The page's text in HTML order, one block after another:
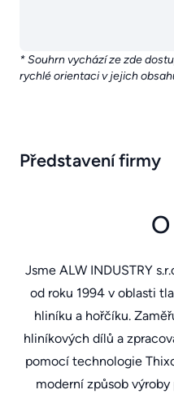
* Souhrn vychází ze zde
rychlé orientaci v jejich
Představení firmy
Jsme ALW INDUSTRY
od roku 1994 v oblasti
hliníku a hořčíku.
hliníkových dílů a
pomocí technologie
moderní způsob